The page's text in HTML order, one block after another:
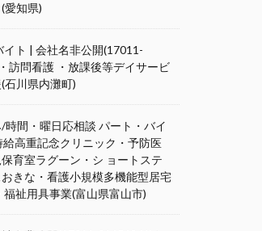
愛知県)
ト | 会社名非公開(17011-
訪問看護 ・放課後等デイサービ
石川県内灘町)
間・曜日応相談 パート・バイ
給高重記念クリニック・予防医
育室ラグーン・シ ョートステ
きな・看護小規模多機能型居宅
祉用具事業(富山県富山市)